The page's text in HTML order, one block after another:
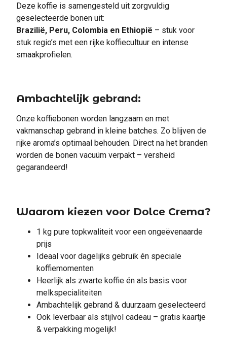
Deze koffie is samengesteld uit zorgvuldig
geselecteerde bonen uit:
Brazilië, Peru, Colombia en Ethiopië – stuk voor
stuk regio’s met een rijke koffiecultuur en intense
smaakprofielen.
Ambachtelijk gebrand:
Onze koffiebonen worden langzaam en met
vakmanschap gebrand in kleine batches. Zo blijven de
rijke aroma’s optimaal behouden. Direct na het branden
worden de bonen vacuüm verpakt – versheid
gegarandeerd!
Waarom kiezen voor Dolce Crema?
1 kg pure topkwaliteit voor een ongeëvenaarde
prijs
Ideaal voor dagelijks gebruik én speciale
koffiemomenten
Heerlijk als zwarte koffie én als basis voor
melkspecialiteiten
Ambachtelijk gebrand & duurzaam geselecteerd
Ook leverbaar als stijlvol cadeau – gratis kaartje
& verpakking mogelijk!